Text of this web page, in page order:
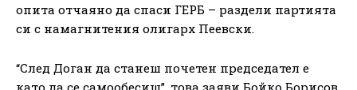
опита отчаяно да спаси ГЕРБ – раздели партията
си с намагнитения олигарх Пеевски.
“След Доган да станеш почетен председател е
като да се самообесиш”, това заяви Бойко Борисов